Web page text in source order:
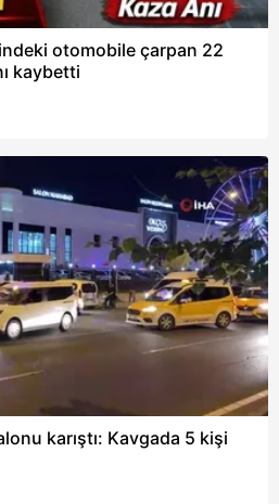
otomobile çarpan 22
kaybetti
karıştı: Kavgada 5 kişi